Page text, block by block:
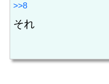
>>8
それ